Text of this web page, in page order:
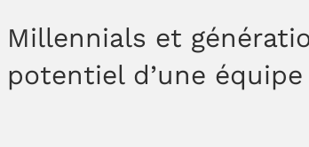
Projets et
Frezza
Millennials et
potentiel d’une